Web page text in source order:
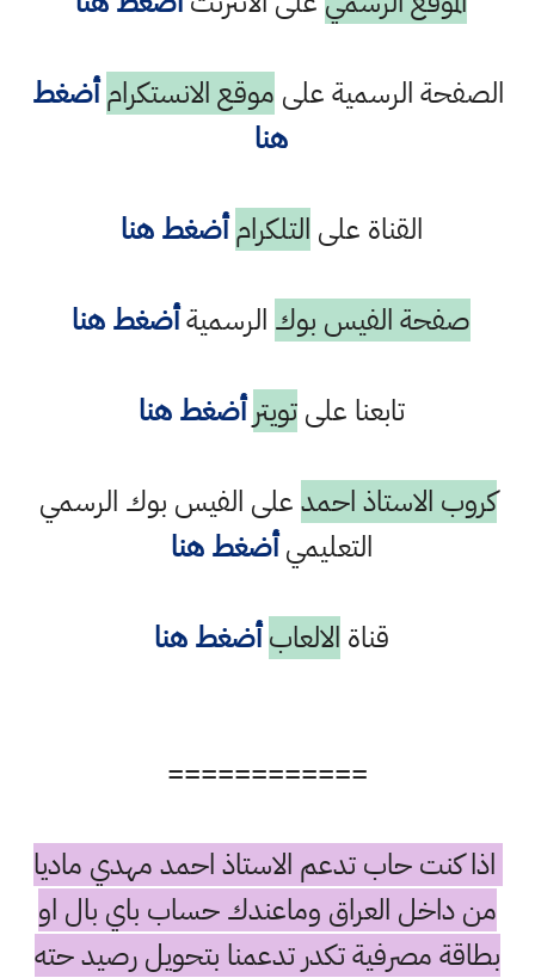
الصفحة الرسمية على موقع الانستكرام أضغط
هنا
القناة على التلكرام أضغط هنا
صفحة الفيس بوك الرسميةأضغط هنا
تابعنا علىتويتر أضغط هنا
كروب الاستاذ احمدعلى الفيس بوك الرسمي
التعليميأضغط هنا
قناة الالعاب أضغط هنا
============
اذا كنت حاب تدعم الاستاذ احمد مهدي ماديا
من داخل العراق وماعندك حساب باي بال او
بطاقة مصرفية تكدر تدعمنا بتحويل رصيد حته